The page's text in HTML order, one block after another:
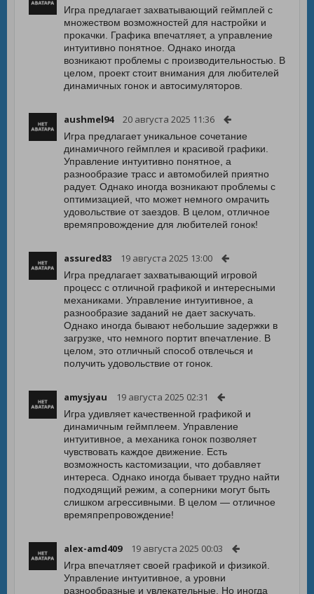
Игра предлагает захватывающий геймплей с
множеством возможностей для настройки и
прокачки. Графика впечатляет, а управление
интуитивно понятное. Однако иногда
возникают проблемы с производительностью. В
целом, проект стоит внимания для любителей
динамичных гонок и автосимуляторов.
aushmel94 20 августа 2025 11:36
Игра предлагает уникальное сочетание
динамичного геймплея и красивой графики.
Управление интуитивно понятное, а
разнообразие трасс и автомобилей приятно
радует. Однако иногда возникают проблемы с
оптимизацией, что может немного омрачить
удовольствие от заездов. В целом, отличное
времяпровождение для любителей гонок!
assured83 19 августа 2025 13:00
Игра предлагает захватывающий игровой
процесс с отличной графикой и интересными
механиками. Управление интуитивное, а
разнообразие заданий не дает заскучать.
Однако иногда бывают небольшие задержки в
загрузке, что немного портит впечатление. В
целом, это отличный способ отвлечься и
получить удовольствие от гонок.
amysjyau 19 августа 2025 02:31
Игра удивляет качественной графикой и
динамичным геймплеем. Управление
интуитивное, а механика гонок позволяет
чувствовать каждое движение. Есть
возможность кастомизации, что добавляет
интереса. Однако иногда бывает трудно найти
подходящий режим, а соперники могут быть
слишком агрессивными. В целом — отличное
времяпрепровождение!
alex-amd409 19 августа 2025 00:03
Игра впечатляет своей графикой и физикой.
Управление интуитивное, а уровни
разнообразные и увлекательные. Но иногда